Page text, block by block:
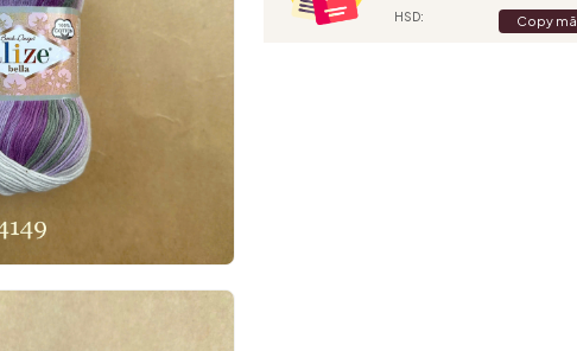
HSD: Copy mã